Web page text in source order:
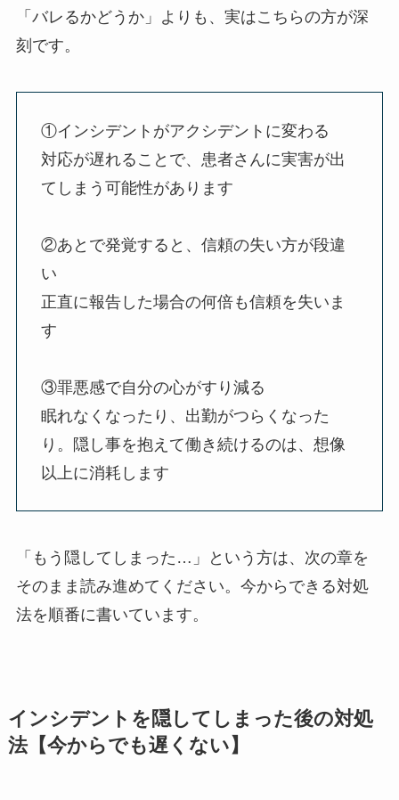
「バレるかどうか」よりも、実はこちらの方が深
刻です。
①インシデントがアクシデントに変わる
対応が遅れることで、患者さんに実害が出
てしまう可能性があります
②あとで発覚すると、信頼の失い方が段違
い
正直に報告した場合の何倍も信頼を失いま
す
③罪悪感で自分の心がすり減る
眠れなくなったり、出勤がつらくなった
り。隠し事を抱えて働き続けるのは、想像
以上に消耗します
「もう隠してしまった…」という方は、次の章を
そのまま読み進めてください。 今からできる対処
法を順番に書いています。
インシデントを隠してしまった後の対処
法【今からでも遅くない】